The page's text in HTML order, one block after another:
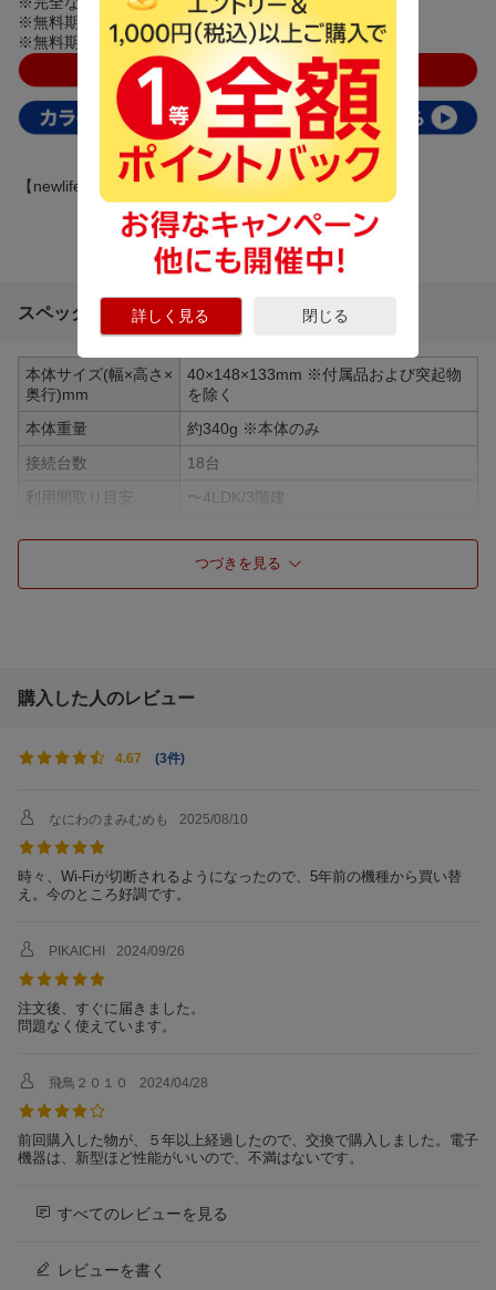
詳しく見る 閉じる
※無料期間の開始日は、機能を有効にした日です。
※無料期間終了後、有料にてライセンス更新可能です。
【newlife_campaign_h】
スペック詳細
本体サイズ(幅×高さ×
奥行)mm
40×148×133mm ※付属品および突起物
を除く
本体重量
約340g ※本体のみ
接続台数
18台
利用間取り目安
〜4LDK/3階建
Wi-Fi 6(ax)
IEEE 802.11ac:1733Mbps (160MHz 2x
IEEE 802.11n:300Mbps (40MHz 2x2)
※表示の数値は理論上の最大値であり、
アンテナ数(ストリー
ム数)
メッシュWifi
LAＮポート数
LANポート規格
LANポート：最大1Gbps（1G/100M/1
INTERNETポート：最大1Gbps（1G/1
00M/10Mbps）×1
［端子形状］
IPv6
IPv6対応
ビームフォーミング
機能
つづきを見る
購入した人のレビュー
4.67 (3件)
なにわのまみむめも 2025/08/10
時々、Wi-Fiが切断されるようになったので、5年前の機種から買い替
え。今のところ好調です。
PIKAICHI 2024/09/26
注文後、すぐに届きました。
問題なく使えています。
飛鳥２０１０ 2024/04/28
前回購入した物が、５年以上経過したので、交換で購入しました。電子
機器は、新型ほど性能がいいので、不満はないです。
すべてのレビューを見る
レビューを書く